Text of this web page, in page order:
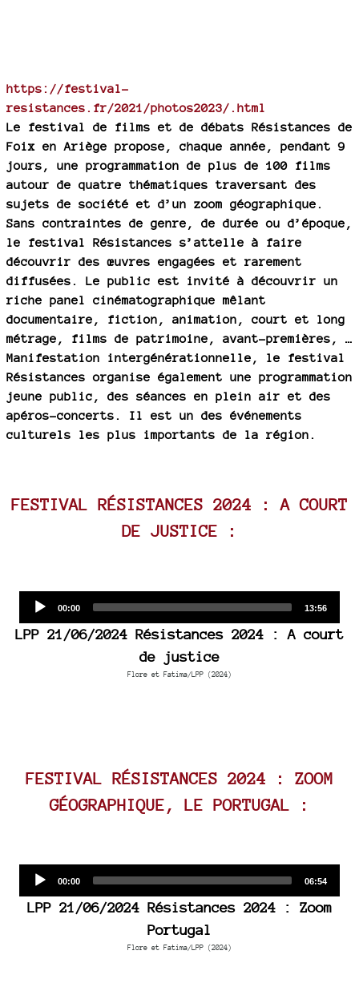
https://festival-
resistances.fr/2021/photos2023/.html
Le festival de films et de débats Résistances de
Foix en Ariège propose, chaque année, pendant 9
jours, une programmation de plus de 100 films
autour de quatre thématiques traversant des
sujets de société et d’un zoom géographique.
Sans contraintes de genre, de durée ou d’époque,
le festival Résistances s’attelle à faire
découvrir des œuvres engagées et rarement
diffusées. Le public est invité à découvrir un
riche panel cinématographique mêlant
documentaire, fiction, animation, court et long
métrage, films de patrimoine, avant-premières, …
Manifestation intergénérationnelle, le festival
Résistances organise également une programmation
jeune public, des séances en plein air et des
apéros-concerts. Il est un des événements
culturels les plus importants de la région.
FESTIVAL RÉSISTANCES 2024 : A COURT
DE JUSTICE :
Current
00:00
Total
13:56
LPP 21/06/2024 Résistances 2024 : A court
de justice
Flore et Fatima/LPP (2024)
FESTIVAL RÉSISTANCES 2024 : ZOOM
GÉOGRAPHIQUE, LE PORTUGAL :
Current
00:00
Total
06:54
LPP 21/06/2024 Résistances 2024 : Zoom
Portugal
Flore et Fatima/LPP (2024)